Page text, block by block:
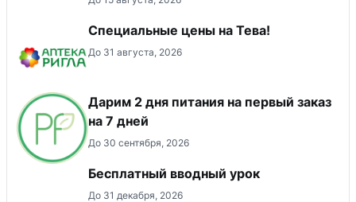
Специальные цены на Тева!
До 31 августа, 2026
Дарим 2 дня питания на первый заказ
на 7 дней
До 30 сентября, 2026
Бесплатный вводный урок
До 31 декабря, 2026